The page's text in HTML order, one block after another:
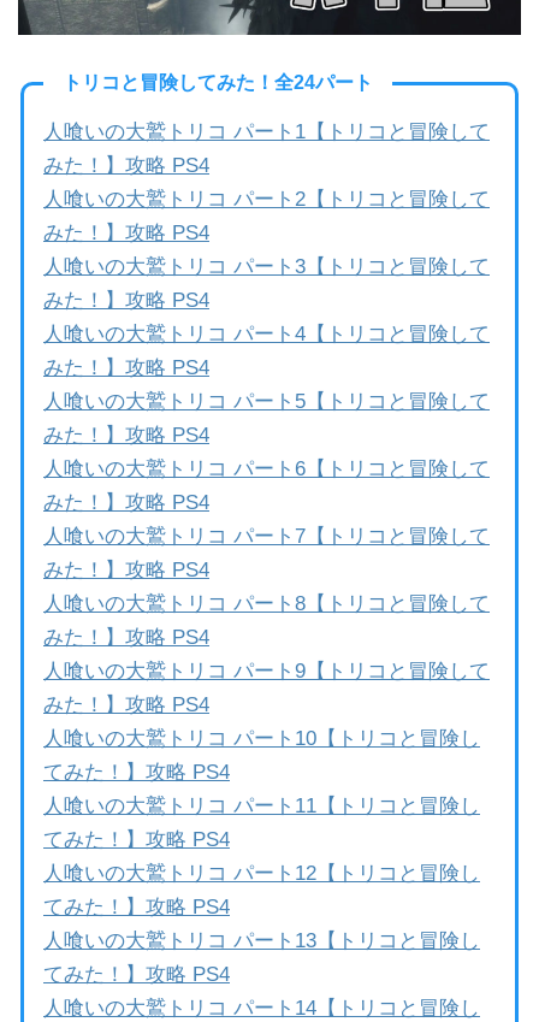
トリコと冒険してみた！全24パート
人喰いの大鷲トリコ パート1【トリコと冒険して
みた！】攻略 PS4
人喰いの大鷲トリコ パート2【トリコと冒険して
みた！】攻略 PS4
人喰いの大鷲トリコ パート3【トリコと冒険して
みた！】攻略 PS4
人喰いの大鷲トリコ パート4【トリコと冒険して
みた！】攻略 PS4
人喰いの大鷲トリコ パート5【トリコと冒険して
みた！】攻略 PS4
人喰いの大鷲トリコ パート6【トリコと冒険して
みた！】攻略 PS4
人喰いの大鷲トリコ パート7【トリコと冒険して
みた！】攻略 PS4
人喰いの大鷲トリコ パート8【トリコと冒険して
みた！】攻略 PS4
人喰いの大鷲トリコ パート9【トリコと冒険して
みた！】攻略 PS4
人喰いの大鷲トリコ パート10【トリコと冒険し
てみた！】攻略 PS4
人喰いの大鷲トリコ パート11【トリコと冒険し
てみた！】攻略 PS4
人喰いの大鷲トリコ パート12【トリコと冒険し
てみた！】攻略 PS4
人喰いの大鷲トリコ パート13【トリコと冒険し
てみた！】攻略 PS4
人喰いの大鷲トリコ パート14【トリコと冒険し